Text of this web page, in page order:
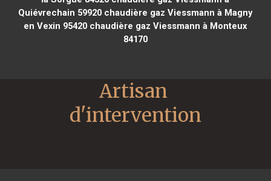
Quiévrechain 59920 chaudière gaz Viessmann à Magny
en Vexin 95420 chaudière gaz Viessmann à Monteux
84170
Artisan
d'intervention